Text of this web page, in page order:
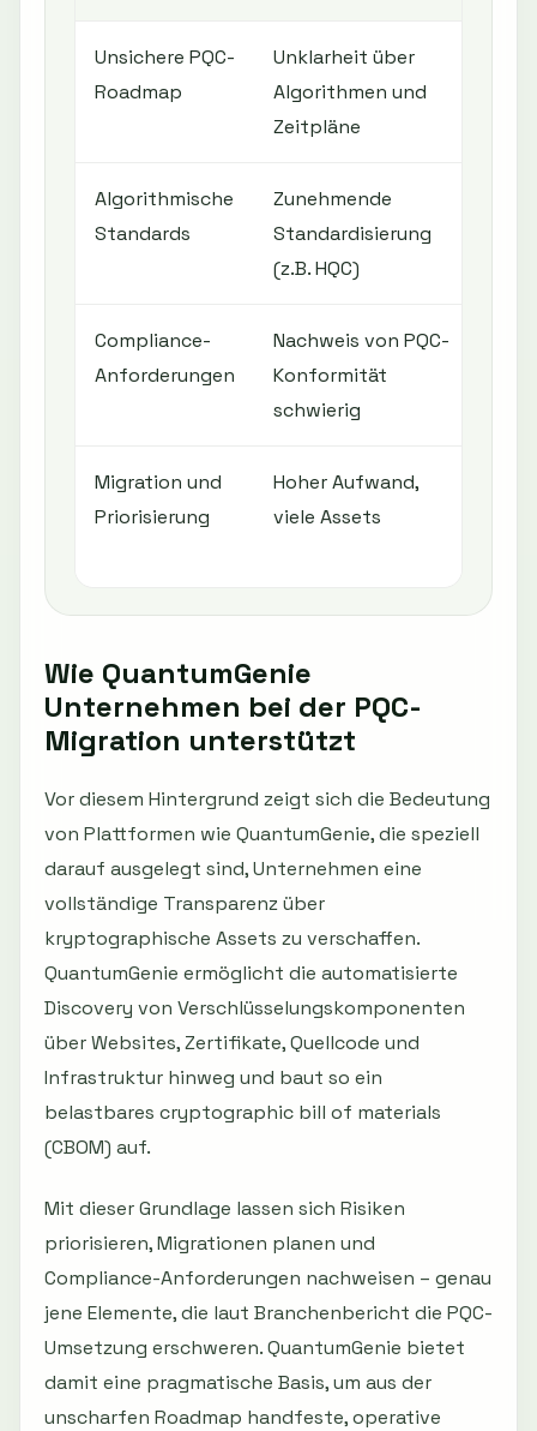
Unsichere PQC-
Roadmap
Unklarheit über
Algorithmen und
Zeitpläne
Algorithmische
Standards
Zunehmende
Standardisierung
(z.B. HQC)
Compliance-
Anforderungen
Nachweis von PQC-
Konformität
schwierig
Migration und
Priorisierung
Hoher Aufwand,
viele Assets
Wie QuantumGenie
Unternehmen bei der PQC-
Migration unterstützt
Vor diesem Hintergrund zeigt sich die Bedeutung
von Plattformen wie QuantumGenie, die speziell
darauf ausgelegt sind, Unternehmen eine
vollständige Transparenz über
kryptographische Assets zu verschaffen.
QuantumGenie ermöglicht die automatisierte
Discovery von Verschlüsselungskomponenten
über Websites, Zertifikate, Quellcode und
Infrastruktur hinweg und baut so ein
belastbares cryptographic bill of materials
(CBOM) auf.
Mit dieser Grundlage lassen sich Risiken
priorisieren, Migrationen planen und
Compliance-Anforderungen nachweisen – genau
jene Elemente, die laut Branchenbericht die PQC-
Umsetzung erschweren. QuantumGenie bietet
damit eine pragmatische Basis, um aus der
unscharfen Roadmap handfeste, operative